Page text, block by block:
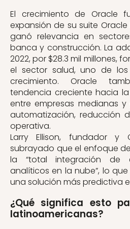
El crecimiento de Oracle
expansión de su suite Oracle
ganó relevancia en
banca y construcción. La
2022, por $28.3 mil millones,
el sector salud, uno de
crecimiento. Oracle
tendencia creciente hacia
entre empresas medianas
automatización, reducción
operativa.
Larry Ellison, fundador y
subrayado que el enfoque
la “total integración de
analíticos en la nube”, lo que
una solución más predictiva
¿Qué significa esto
latinoamericanas?